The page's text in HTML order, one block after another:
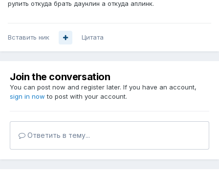
рулить откуда брать даунлин а откуда аплинк.
Вставить ник Цитата
Join the conversation
You can post now and register later. If you have an account,
sign in now to post with your account.
Ответить в тему...